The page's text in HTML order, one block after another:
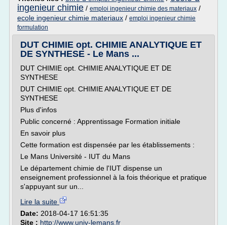
ingenieur chimie / emploi ingenieur chimie des materiaux /
ecole ingenieur chimie materiaux / emploi ingenieur chimie
formulation
DUT CHIMIE opt. CHIMIE ANALYTIQUE ET
DE SYNTHESE - Le Mans ...
DUT CHIMIE opt. CHIMIE ANALYTIQUE ET DE
SYNTHESE
DUT CHIMIE opt. CHIMIE ANALYTIQUE ET DE
SYNTHESE
Plus d'infos
Public concerné : Apprentissage Formation initiale
En savoir plus
Cette formation est dispensée par les établissements :
Le Mans Université - IUT du Mans
Le département chimie de l'IUT dispense un
enseignement professionnel à la fois théorique et pratique
s'appuyant sur un...
Lire la suite
Date: 2018-04-17 16:51:35
Site : http://www.univ-lemans.fr